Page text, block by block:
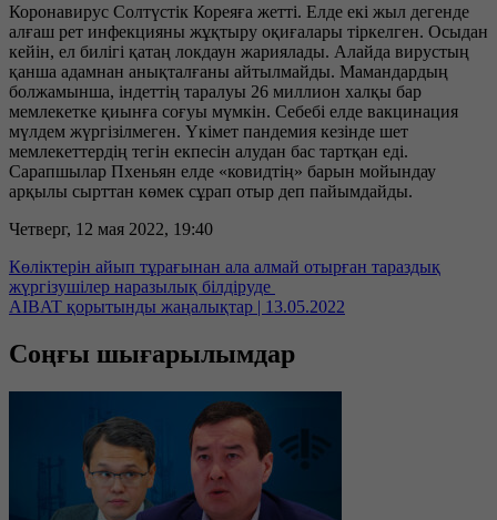
Коронавирус Солтүстік Кореяға жетті. Елде екі жыл дегенде
алғаш рет инфекцияны жұқтыру оқиғалары тіркелген. Осыдан
кейін, ел билігі қатаң локдаун жариялады. Алайда вирустың
қанша адамнан анықталғаны айтылмайды. Мамандардың
болжамынша, індеттің таралуы 26 миллион халқы бар
мемлекетке қиынға соғуы мүмкін. Себебі елде вакцинация
мүлдем жүргізілмеген. Үкімет пандемия кезінде шет
мемлекеттердің тегін екпесін алудан бас тартқан еді.
Сарапшылар Пхеньян елде «ковидтің» барын мойындау
арқылы сырттан көмек сұрап отыр деп пайымдайды.
Четверг, 12 мая 2022, 19:40
Көліктерін айып тұрағынан ала алмай отырған тараздық
жүргізушілер наразылық білдіруде
AIBAT қорытынды жаңалықтар | 13.05.2022
Соңғы шығарылымдар